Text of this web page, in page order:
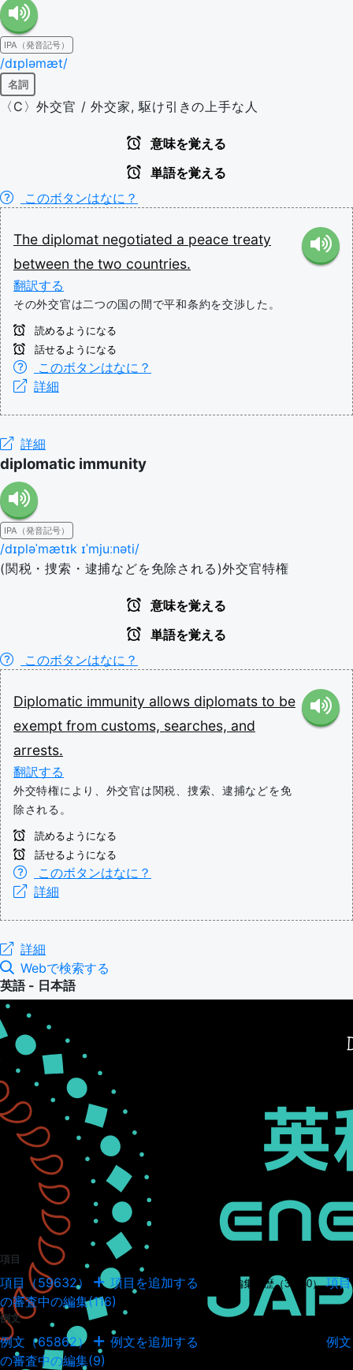
IPA（発音記号）
/dɪpləmæt/
名詞
〈C〉外交官 / 外交家, 駆け引きの上手な人
意味を覚える
単語を覚える
このボタンはなに？
The diplomat negotiated a peace treaty
between the two countries.
翻訳する
その外交官は二つの国の間で平和条約を交渉した。
読めるようになる
話せるようになる
このボタンはなに？
詳細
詳細
diplomatic immunity
IPA（発音記号）
/dɪpləˈmætɪk ɪˈmjuːnəti/
(関税・捜索・逮捕などを免除される)外交官特権
意味を覚える
単語を覚える
このボタンはなに？
Diplomatic immunity allows diplomats to be
exempt from customs, searches, and
arrests.
翻訳する
外交特権により、外交官は関税、捜索、逮捕などを免
除される。
読めるようになる
話せるようになる
このボタンはなに？
詳細
詳細
Webで検索する
英語 - 日本語
項目
項目（59632） 項目を追加する 項目の編集履歴（34950） 項目
の審査中の編集(116)
例文
例文（65862） 例文を追加する
例文
の審査中の編集(9)